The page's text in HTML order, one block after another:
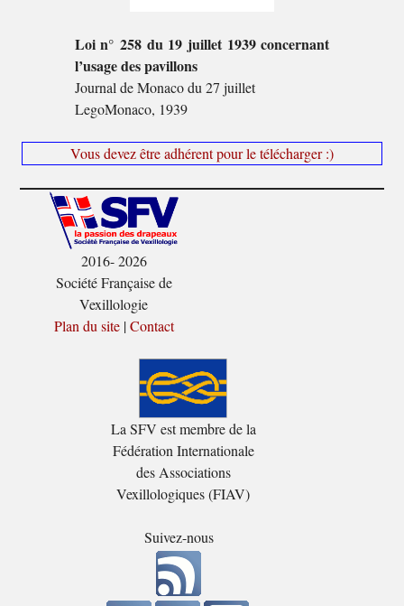
Loi n° 258 du 19 juillet 1939 concernant
l’usage des pavillons
Journal de Monaco du 27 juillet
LegoMonaco, 1939
Vous devez être adhérent pour le télécharger :)
2016- 2026
Société Française de
Vexillologie
Plan du site|Contact
La SFV est membre de la
Fédération Internationale
des Associations
Vexillologiques (FIAV)
Suivez-nous